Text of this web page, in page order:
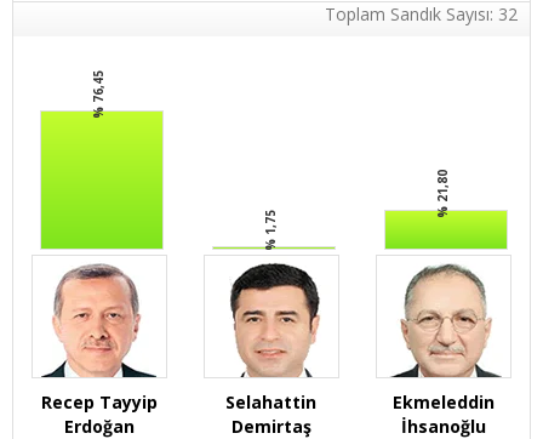
Toplam Sandık Sayısı: 32
% 76,45
Recep Tayyip
Erdoğan
% 1,75
Selahattin
Demirtaş
% 21,80
Ekmeleddin
İhsanoğlu